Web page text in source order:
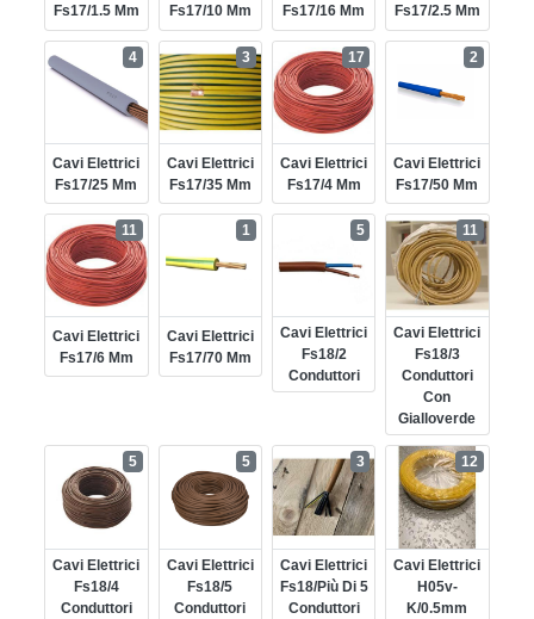
Fs17/1.5 Mm
Fs17/10 Mm
Fs17/16 Mm
Fs17/2.5 Mm
Cavi Elettrici
Fs17/25 Mm
4
Cavi Elettrici
Fs17/35 Mm
3
Cavi Elettrici
Fs17/4 Mm
17
Cavi Elettrici
Fs17/50 Mm
2
Cavi Elettrici
Fs17/6 Mm
11
Cavi Elettrici
Fs17/70 Mm
1
Cavi Elettrici
Fs18/2
Conduttori
5
Cavi Elettrici
Fs18/3
Conduttori
Con
Gialloverde
11
Cavi Elettrici
Fs18/4
Conduttori
5
Cavi Elettrici
Fs18/5
Conduttori
5
Cavi Elettrici
Fs18/più Di 5
Conduttori
3
Cavi Elettrici
H05v-
K/0.5mm
12